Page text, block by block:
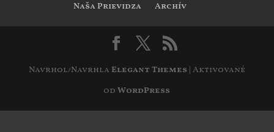
Naša Prievidza
Archív
Navrhol/Navrhla Elegant Themes | Aktivované
odWordPress